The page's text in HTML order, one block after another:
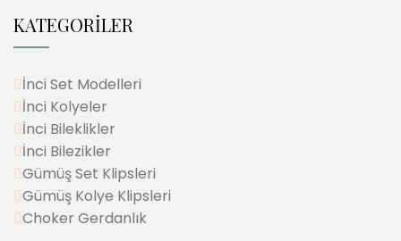
KATEGORİLER
İnci Set Modelleri
İnci Kolyeler
İnci Bileklikler
İnci Bilezikler
Gümüş Set Klipsleri
Gümüş Kolye Klipsleri
Choker Gerdanlık